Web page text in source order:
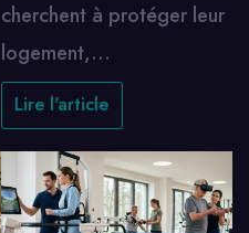
cherchent à protéger leur
logement,…
Lire l'article